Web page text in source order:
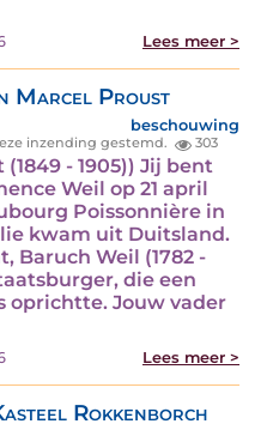
Lees meer >
Marcel Proust
beschouwing
inzending gestemd. 303
- 1905)) Jij bent
Weil op 21 april
Poissonnière in
kwam uit Duitsland.
Baruch Weil (1782 -
die een
oprichtte. Jouw vader
Lees meer >
Rokkenborch